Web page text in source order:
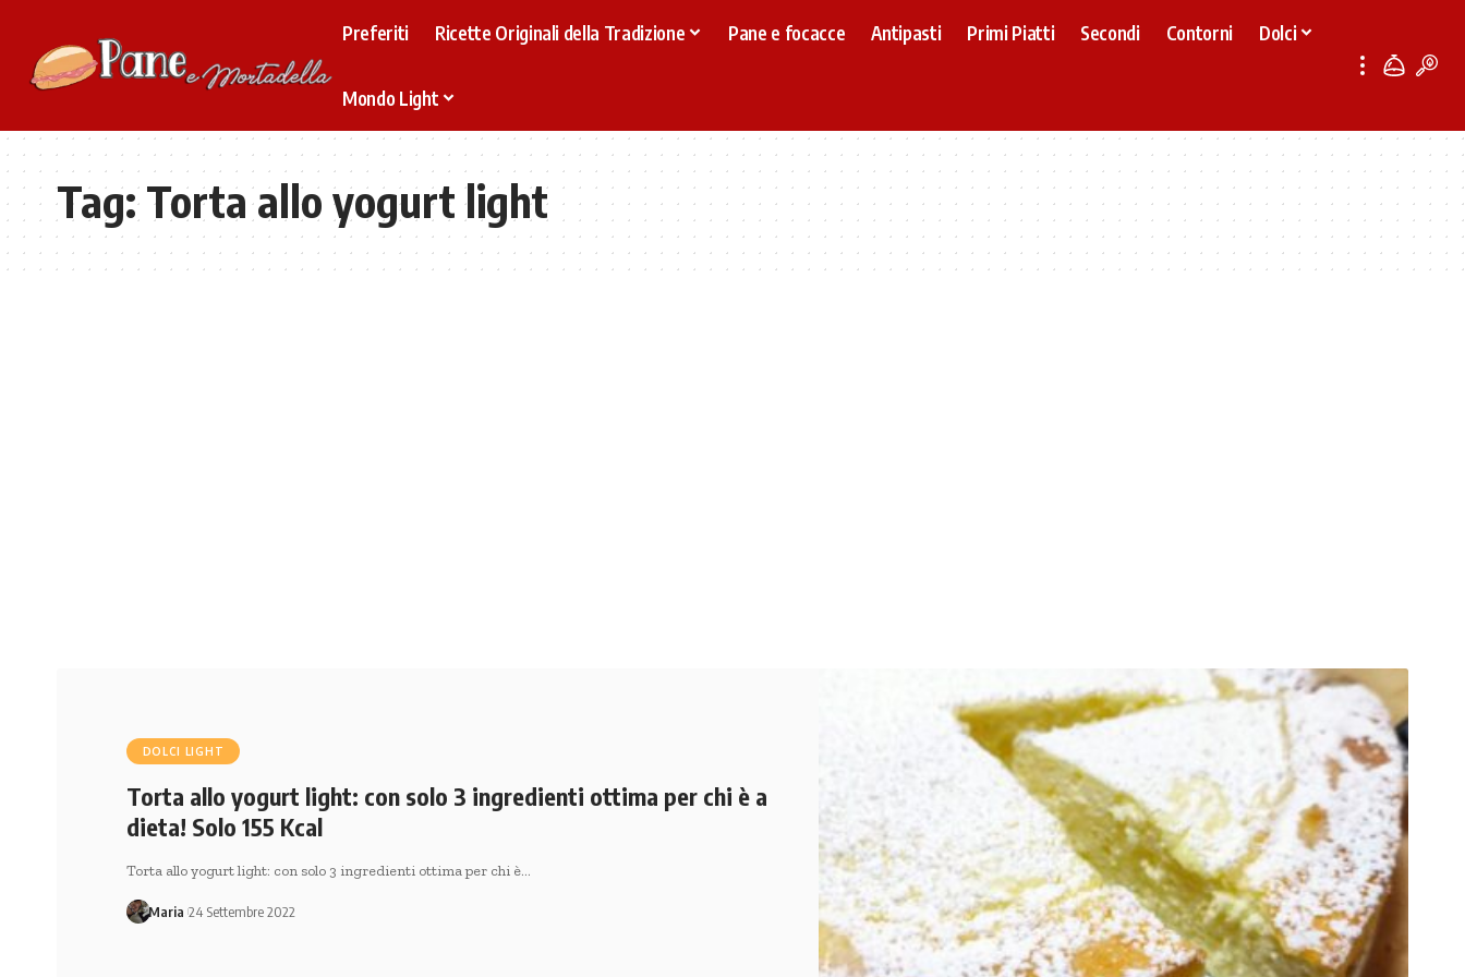
Preferiti Ricette Originali della Tradizione Pane e focacce Antipasti Primi Piatti Secondi Contorni Dolci
Mondo Light
Tag:Torta allo yogurt light
DOLCI LIGHT
Torta allo yogurt light: con solo 3 ingredienti ottima per chi è a
dieta! Solo 155 Kcal
Torta allo yogurt light: con solo 3 ingredienti ottima per chi è…
Maria 24 Settembre 2022